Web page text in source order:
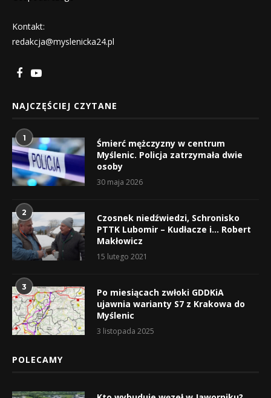
Kontakt:
redakcja@myslenicka24.pl
NAJCZĘŚCIEJ CZYTANE
1
Śmierć mężczyzny w centrum
Myślenic. Policja zatrzymała dwie
osoby
30 maja 2026
2
Czosnek niedźwiedzi, Schronisko
PTTK Lubomir – Kudłacze i… Robert
Makłowicz
15 lutego 2021
3
Po miesiącach zwłoki GDDKiA
ujawnia warianty S7 z Krakowa do
Myślenic
3 listopada 2025
POLECAMY